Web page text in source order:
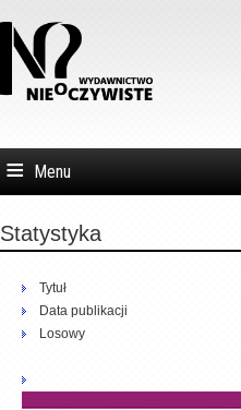
Menu
Statystyka
Tytuł
Data publikacji
Losowy